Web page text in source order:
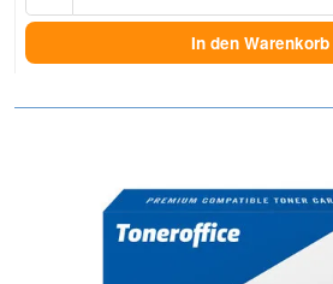
In den Warenkorb